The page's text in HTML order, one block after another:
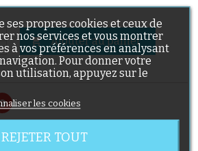
 Ajouter au panier
partir du 11/08/2026
ses propres cookies et ceux de
nos services et vous montrer
à vos préférences en analysant
Pour donner votre
utilisation, appuyez sur le
les cookies
REJETER TOUT